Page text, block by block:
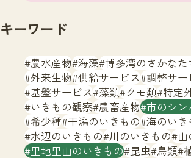
生物多様性ふくおかウェブセンタ
サイトマップ
キーワード
農水産物 海藻 博多湾のさかなた
外来生物 供給サービス 調整サ
基盤サービス 藻類 クモ類 特定
いきもの観察 農畜産物 市のシン
希少種 干潟のいきもの 海のいき
水辺のいきもの 川のいきもの
里地里山のいきもの 昆虫 鳥類